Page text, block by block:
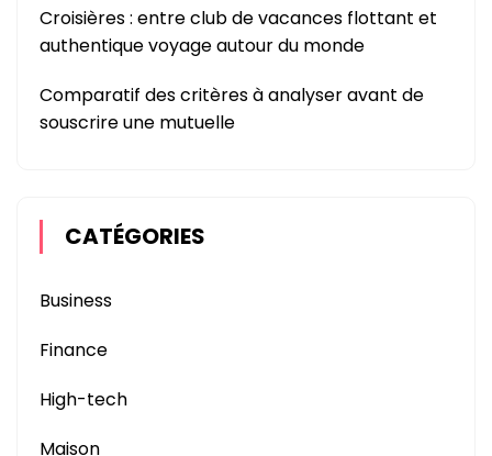
Croisières : entre club de vacances flottant et
authentique voyage autour du monde
Comparatif des critères à analyser avant de
souscrire une mutuelle
CATÉGORIES
Business
Finance
High-tech
Maison